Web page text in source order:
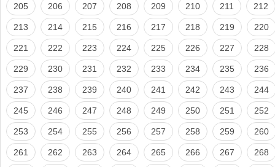
205 206 207 208 209 210 211 212
213 214 215 216 217 218 219 220
221 222 223 224 225 226 227 228
229 230 231 232 233 234 235 236
237 238 239 240 241 242 243 244
245 246 247 248 249 250 251 252
253 254 255 256 257 258 259 260
261 262 263 264 265 266 267 268